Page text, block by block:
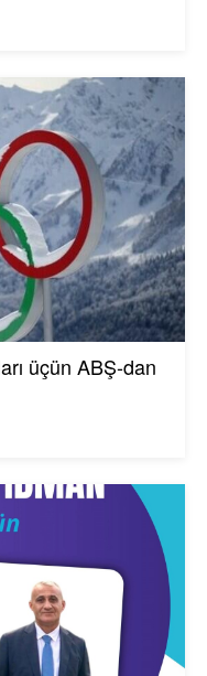
üçün ABŞ-dan